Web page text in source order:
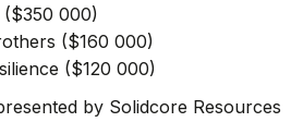
($350 000)
($160 000)
($120 000)
by Solidcore Resources